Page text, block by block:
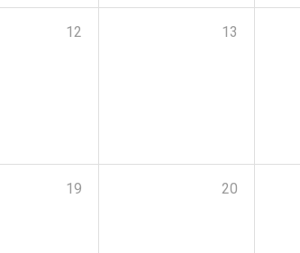
12 13
19 20